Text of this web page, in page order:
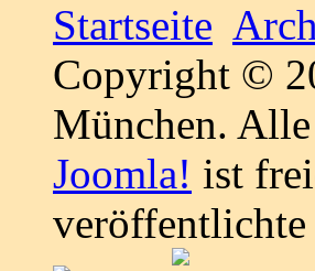
Startseite
Copyright ©
München.
Joomla! ist
veröffentlichte